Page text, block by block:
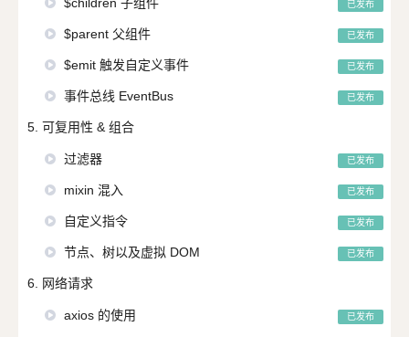
已发布
$parent 父组件 已发布
$emit 触发自定义事件 已发布
事件总线 EventBus 已发布
5. 可复用性 & 组合
过滤器 已发布
mixin 混入 已发布
自定义指令 已发布
节点、树以及虚拟 DOM 已发布
6. 网络请求
axios 的使用 已发布